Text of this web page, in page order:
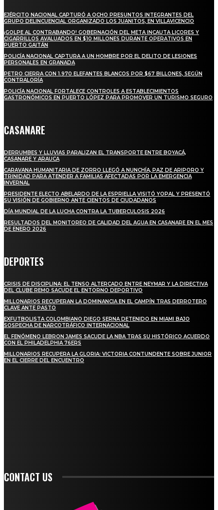
EJÉRCITO NACIONAL CAPTURÓ A OCHO PRESUNTOS INTEGRANTES DEL
GRUPO DELINCUENCIAL ORGANIZADO LOS JUANITOS, EN VILLAVICENCIO
¡GOLPE AL CONTRABANDO! GOBERNACIÓN DEL META INCAUTA LICORES Y
CIGARRILLOS AVALUADOS EN $10 MILLONES DURANTE OPERATIVOS EN
PUERTO GAITÁN
POLICÍA NACIONAL CAPTURA A UN HOMBRE POR EL DELITO DE LESIONES
PERSONALES EN GRANADA
PETRO CIERRA CON 1.970 ELEFANTES BLANCOS POR $67 BILLONES, SEGÚN
CONTRALORÍA
POLICÍA NACIONAL FORTALECE CONTROLES A ESTABLECIMIENTOS
GASTRONÓMICOS EN PUERTO LÓPEZ PARA PROMOVER UN TURISMO SEGURO
CASANARE
DERRUMBES Y LLUVIAS PARALIZAN EL TRANSPORTE ENTRE BOYACÁ,
CASANARE Y ARAUCA
CARAVANA HUMANITARIA DE ZORRO LLEGÓ A NUNCHÍA, PAZ DE ARIPORO Y
TRINIDAD PARA ATENDER A FAMILIAS AFECTADAS POR LA EMERGENCIA
INVERNAL
PRESIDENTE ELECTO ABELARDO DE LA ESPRIELLA VISITÓ YOPAL Y PRESENTÓ
SU VISIÓN DE GOBIERNO ANTE CIENTOS DE CIUDADANOS
DÍA MUNDIAL DE LA LUCHA CONTRA LA TUBERCULOSIS 2026
RESULTADOS DEL MONITOREO DE CALIDAD DEL AGUA EN CASANARE EN EL MES
DE ENERO 2026
DEPORTES
CRISIS DE DISCIPLINA: EL TENSO ALTERCADO ENTRE NEYMAR Y LA DIRECTIVA
DEL CLUBE REMO SACUDE EL ENTORNO DEPORTIVO
MILLONARIOS RECUPERAN LA DOMINANCIA EN EL CAMPÍN TRAS DERROTERO
CLAVE ANTE PASTO
EXFUTBOLISTA COLOMBIANO DIEGO SERNA DETENIDO EN MIAMI BAJO
SOSPECHA DE NARCOTRÁFICO INTERNACIONAL
EL FENÓMENO LEBRON JAMES SACUDE LA NBA TRAS SU HISTÓRICO ACUERDO
CON EL PHILADELPHIA 76ERS
MILLONARIOS RECUPERA LA GLORIA: VICTORIA CONTUNDENTE SOBRE JUNIOR
EN EL CIERRE DEL ENCUENTRO
CONTACT US